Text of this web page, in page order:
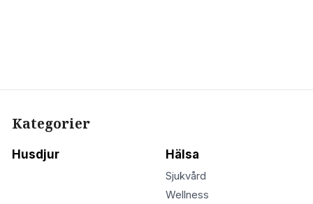
Kategorier
Husdjur Hälsa
Sjukvård
Wellness